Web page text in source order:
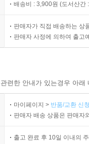
배송비 : 3,900원 (도서산간
판매자가 직접 배송하는 상
판매자 사정에 의하여 출고
련한 안내가 있는경우 아
마이페이지 > 반품/교환 신
판매자 배송 상품은 판매자
출고 완료 후 10일 이내의